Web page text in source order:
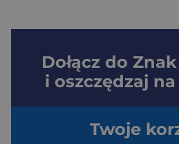
Dołącz do Znak
i oszczędzaj
Twoje